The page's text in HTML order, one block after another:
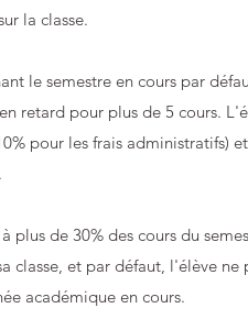
la classe.
le semestre en cours par
retard pour plus de 5 cours.
pour les frais administratifs)
plus de 30% des cours du
classe, et par défaut, l'élève ne
académique en cours.